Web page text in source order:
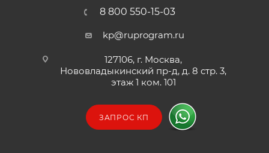
8 800 550-15-03
kp@ruprogram.ru
127106, г. Москва,
Нововладыкинский пр-д, д. 8 стр. 3,
этаж 1 ком. 101
ЗАПРОС КП